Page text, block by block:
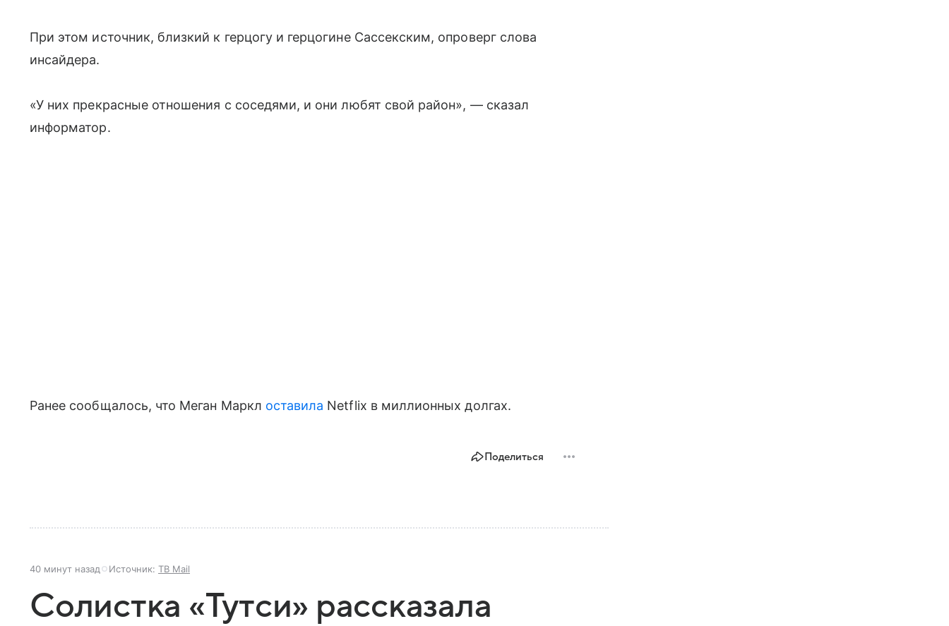
При этом источник, близкий к герцогу и герцогине Сассекским, опроверг слова
инсайдера.
«У них прекрасные отношения с соседями, и они любят свой район», — сказал
информатор.
Ранее сообщалось, что Меган Маркл оставила Netflix в миллионных долгах.
Поделиться
40 минут назад Источник: ТВ Mail
Солистка «Тутси» рассказала